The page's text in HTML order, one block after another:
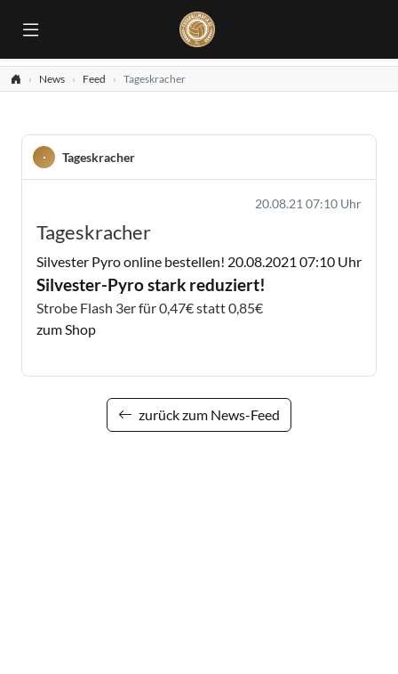
News Feed Tageskracher
Tageskracher
20.08.21 07:10 Uhr
Tageskracher
Silvester Pyro online bestellen! 20.08.2021 07:10 Uhr
Silvester-Pyro stark reduziert!
Strobe Flash 3er für 0,47€ statt 0,85€
zum Shop
zurück zum News-Feed